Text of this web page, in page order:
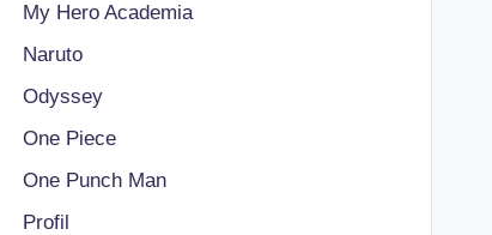
My Hero Academia
Naruto
Odyssey
One Piece
One Punch Man
Profil